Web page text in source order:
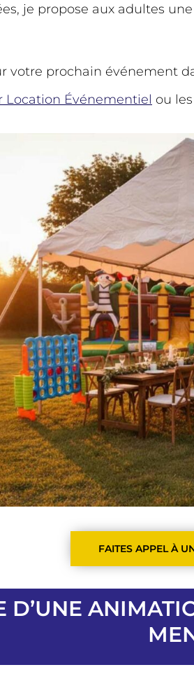
je propose aux adultes
votre prochain événement
Location Événementiel ou
FAITES APPEL À
D’UNE